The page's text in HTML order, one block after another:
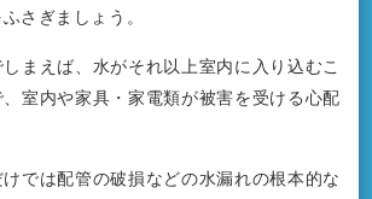
さぎましょう。
まえば、水がそれ以上室内に入り込むこ
室内や家具・家電類が被害を受ける心配
では配管の破損などの水漏れの根本的な